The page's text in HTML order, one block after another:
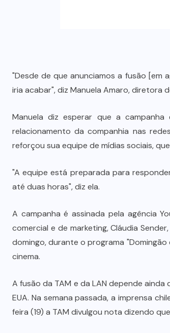
"Desde de que anunciamos a fusão [em
iria acabar", diz Manuela Amaro, diretora
Manuela diz esperar que a
relacionamento da companhia nas
reforçou sua equipe de mídias sociais,
"A equipe está preparada para
até duas horas", diz ela.
A campanha é assinada pela agência
comercial e de marketing, Cláudia
domingo, durante o programa
cinema.
A fusão da TAM e da LAN depende
EUA. Na semana passada, a imprensa
feira (19) a TAM divulgou nota dizendo
investimentos para
mil lotes com
completa